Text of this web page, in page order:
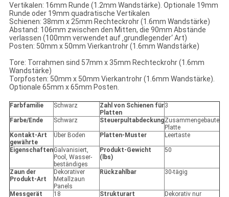
Vertikalen: 16mm Runde (1.2mm Wandstärke). Optionale 19mm
Runde oder 19mm quadratische Vertikalen
Schienen: 38mm x 25mm Rechteckrohr (1.6mm Wandstärke)
Abstand: 106mm zwischen den Mitten, die 90mm Abstände
verlassen (100mm verwendet auf ‚grundlegender‘ Art)
Posten: 50mm x 50mm Vierkantrohr (1.6mm Wandstärke)
Tore: Torrahmen sind 57mm x 35mm Rechteckrohr (1.6mm
Wandstärke)
Torpfosten: 50mm x 50mm Vierkantrohr (1.6mm Wandstärke).
Optionale 65mm x 65mm Posten.
Farbfamilie Schwarz
Zahl von Schienen für
Platten
3
Farbe/Ende Schwarz SteuerpultabdeckungZusammengebaute
Platte
Kontakt-Art
gewährte
Über Boden Platten-Muster Leertaste
EigenschaftenGalvanisiert,
Pool, Wasser-
beständiges
Produkt-Gewicht
(lbs)
50
Zaun der
Produkt-Art
Dekorativer
Metallzaun
Panels
Rückzahlbar 30-tägig
Messgerät 18 Strukturart Dekorativ nur